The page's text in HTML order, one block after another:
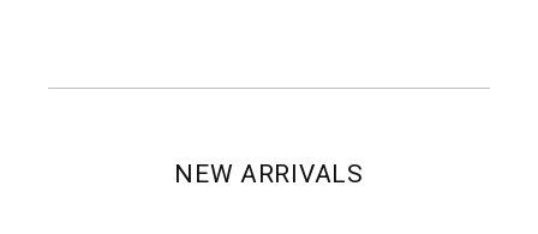
NEW ARRIVALS